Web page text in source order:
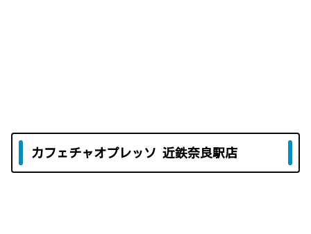
カフェチャオプレッソ 近鉄奈良駅店